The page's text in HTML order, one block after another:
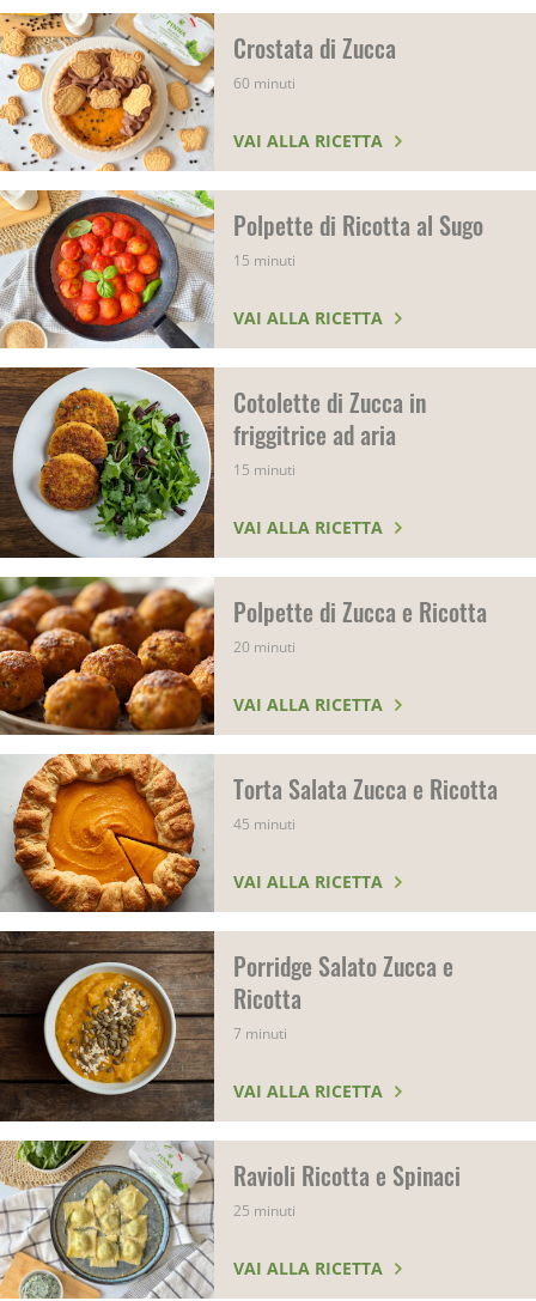
Crostata di Zucca
60 minuti
VAI ALLA RICETTA
Polpette di Ricotta al Sugo
15 minuti
VAI ALLA RICETTA
Cotolette di Zucca in
friggitrice ad aria
15 minuti
VAI ALLA RICETTA
Polpette di Zucca e Ricotta
20 minuti
VAI ALLA RICETTA
Torta Salata Zucca e Ricotta
45 minuti
VAI ALLA RICETTA
Porridge Salato Zucca e
Ricotta
7 minuti
VAI ALLA RICETTA
Ravioli Ricotta e Spinaci
25 minuti
VAI ALLA RICETTA